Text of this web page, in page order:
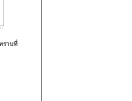
ราบที่